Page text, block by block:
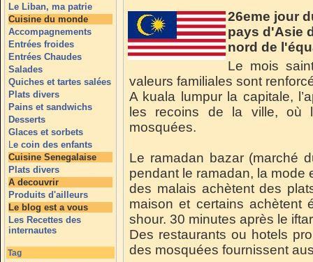
Le Liban, ma patrie
Cuisine du monde
Accompagnements
Entrées froides
Entrées Chaudes
Salades
Quiches et tartes salées
Plats divers
Pains et sandwichs
Desserts
Glaces et sorbets
Le coin des enfants
Cuisine Senegalaise
Plats divers
A decouvrir
Produits d'ailleurs
Le blog est a vous
Les Recettes des
internautes
Tag
26eme jour
pays d'Asie
nord de
Le mois
valeurs familiales sont
A kuala lumpur la capitale,
les recoins de la ville, où
mosquées.
Le ramadan bazar (marché
pendant le ramadan, la mode
des malais achètent des
maison et certains achètent
shour. 30 minutes après le
Des restaurants ou hotels
des mosquées fournissent